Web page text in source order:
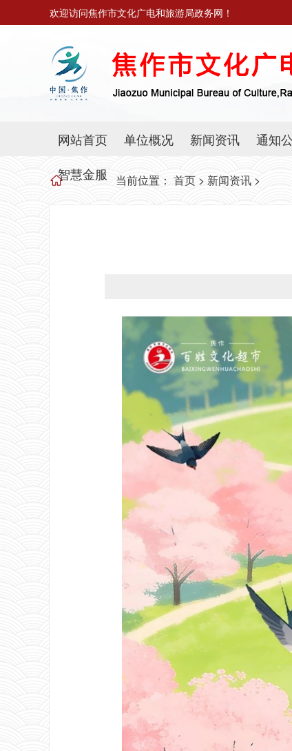
欢迎访问焦作市文化广电和旅游局政务网！
网站首页 单位概况 新闻资讯 通知
智慧金服
当前位置： 首页 > 新闻资讯 >